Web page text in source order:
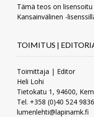
Tämä teos on lisensoitu
Kansainvälinen -
TOIMITUS |
Toimittaja | Editor
Heli Lohi
Tietokatu 1, 94600,
Tel. +358 (0)40 524 9836
lumenlehti@lapinamk.fi